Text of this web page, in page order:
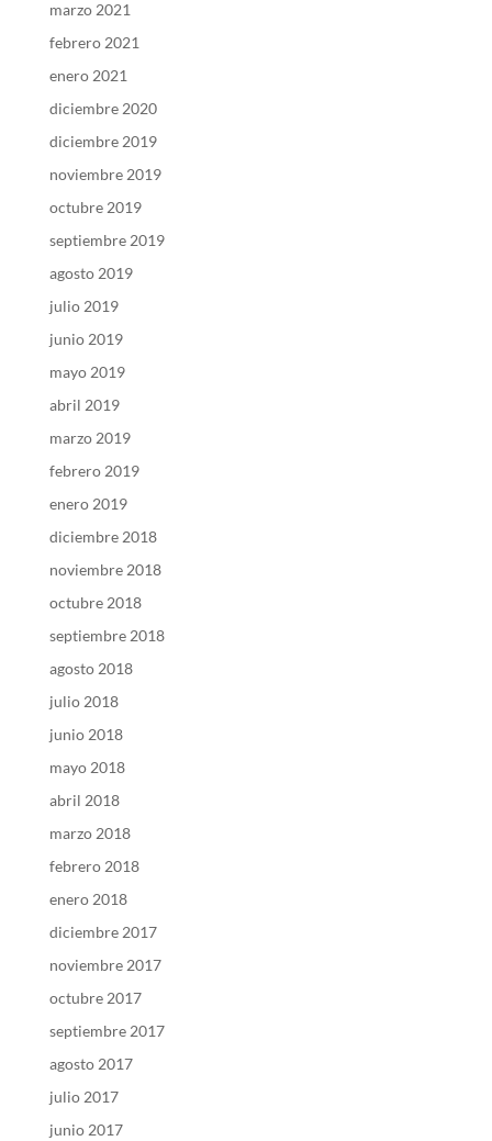
marzo 2021
febrero 2021
enero 2021
diciembre 2020
diciembre 2019
noviembre 2019
octubre 2019
septiembre 2019
agosto 2019
julio 2019
junio 2019
mayo 2019
abril 2019
marzo 2019
febrero 2019
enero 2019
diciembre 2018
noviembre 2018
octubre 2018
septiembre 2018
agosto 2018
julio 2018
junio 2018
mayo 2018
abril 2018
marzo 2018
febrero 2018
enero 2018
diciembre 2017
noviembre 2017
octubre 2017
septiembre 2017
agosto 2017
julio 2017
junio 2017